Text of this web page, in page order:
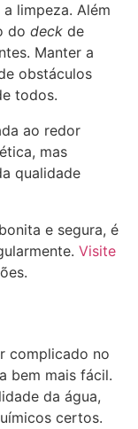
limpeza. Além
do deck de
Manter a
obstáculos
todos.
ao redor
mas
qualidade
e segura, é
Visite
complicado no
bem mais fácil.
da água,
certos.